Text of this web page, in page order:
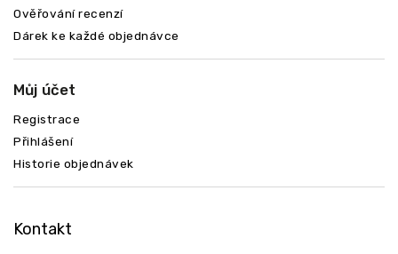
Ověřování recenzí
Dárek ke každé objednávce
Můj účet
Registrace
Přihlášení
Historie objednávek
Kontakt